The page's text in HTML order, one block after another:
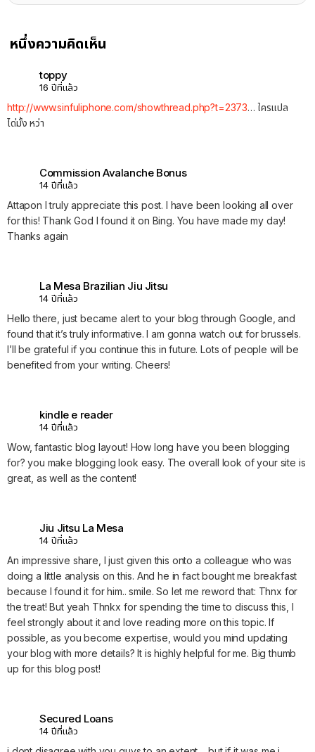
หนึ่งความคิดเห็น
toppy
16 ปีที่แล้ว
http://www.sinfuliphone.com/showthread.php?t=2373… ใครแปล
ได่มั้ง หว่า
Commission Avalanche Bonus
14 ปีที่แล้ว
Attapon I truly appreciate this post. I have been looking all over
for this! Thank God I found it on Bing. You have made my day!
Thanks again
La Mesa Brazilian Jiu Jitsu
14 ปีที่แล้ว
Hello there, just became alert to your blog through Google, and
found that it’s truly informative. I am gonna watch out for brussels.
I’ll be grateful if you continue this in future. Lots of people will be
benefited from your writing. Cheers!
kindle e reader
14 ปีที่แล้ว
Wow, fantastic blog layout! How long have you been blogging
for? you make blogging look easy. The overall look of your site is
great, as well as the content!
Jiu Jitsu La Mesa
14 ปีที่แล้ว
An impressive share, I just given this onto a colleague who was
doing a little analysis on this. And he in fact bought me breakfast
because I found it for him.. smile. So let me reword that: Thnx for
the treat! But yeah Thnkx for spending the time to discuss this, I
feel strongly about it and love reading more on this topic. If
possible, as you become expertise, would you mind updating
your blog with more details? It is highly helpful for me. Big thumb
up for this blog post!
Secured Loans
14 ปีที่แล้ว